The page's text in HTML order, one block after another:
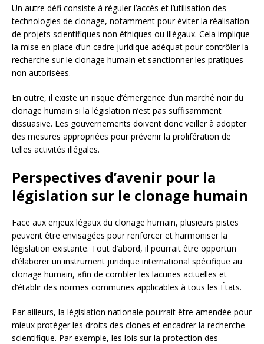
Un autre défi consiste à réguler l’accès et l’utilisation des
technologies de clonage, notamment pour éviter la réalisation
de projets scientifiques non éthiques ou illégaux. Cela implique
la mise en place d’un cadre juridique adéquat pour contrôler la
recherche sur le clonage humain et sanctionner les pratiques
non autorisées.
En outre, il existe un risque d’émergence d’un marché noir du
clonage humain si la législation n’est pas suffisamment
dissuasive. Les gouvernements doivent donc veiller à adopter
des mesures appropriées pour prévenir la prolifération de
telles activités illégales.
Perspectives d’avenir pour la
législation sur le clonage humain
Face aux enjeux légaux du clonage humain, plusieurs pistes
peuvent être envisagées pour renforcer et harmoniser la
législation existante. Tout d’abord, il pourrait être opportun
d’élaborer un instrument juridique international spécifique au
clonage humain, afin de combler les lacunes actuelles et
d’établir des normes communes applicables à tous les États.
Par ailleurs, la législation nationale pourrait être amendée pour
mieux protéger les droits des clones et encadrer la recherche
scientifique. Par exemple, les lois sur la protection des